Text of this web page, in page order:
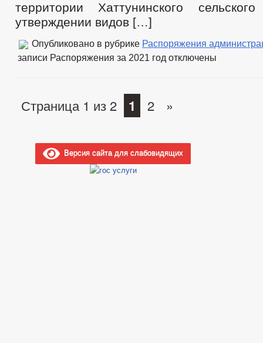
территории Хаттунинского
утверждении видов […]
Опубликовано в рубрике Распоряжения
записи Распоряжения за 2021 год отключены
Страница 1 из 2 1 2 »
Версия сайта для слабовидящих